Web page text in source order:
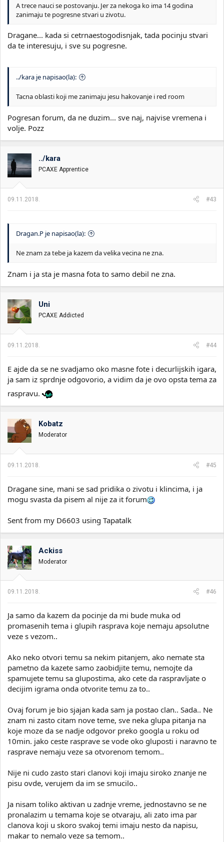
A trece nauci se postovanju. Jer za nekoga ko ima 14 godina
zanimaju te pogresne stvari u zivotu.
Dragane... kada si cetrnaestogodisnjak, tada pocinju stvari
da te interesuju, i sve su pogresne.
../kara je napisao(la):
Tacna oblasti koji me zanimaju jesu hakovanje i red room
Pogresan forum, da ne duzim... sve naj, najvise vremena i
volje. Pozz
../kara
PCAXE Apprentice
09.11.2018. #43
Dragan.P je napisao(la):
Ne znam za tebe ja kazem da velika vecina ne zna.
Znam i ja sta je masna fota to samo debil ne zna.
Uni
PCAXE Addicted
09.11.2018. #44
E ajde da se ne svadjamo oko masne fote i decurlijskih igara,
ja sam iz sprdnje odgovorio, a vidim da je ovo opsta tema za
raspravu.
Kobatz
Moderator
09.11.2018. #45
Dragane sine, mani se sad pridika o zivotu i klincima, i ja
mogu svasta da pisem al nije za it forum
Sent from my D6603 using Tapatalk
Ackiss
Moderator
09.11.2018. #46
Ja samo da kazem da pocinje da mi bude muka od
promasenih tema i glupih rasprava koje nemaju apsolutne
veze s vezom..
Ako neko otvori temu sa nekim pitanjem, ako nemate sta
pametno da kazete samo zaobidjite temu, nemojte da
spamujete temu sa glupostima, ako cete da raspravljate o
decijim igrama onda otvorite temu za to..
Ovaj forum je bio sjajan kada sam ja postao clan.. Sada.. Ne
znam ni zasto citam nove teme, sve neka glupa pitanja na
koje moze da se nadje odgovor preko googla u roku od
10min. jako ceste rasprave se vode oko gluposti i naravno te
rasprave nemaju veze sa otvorenom temom..
Nije ni cudo zasto stari clanovi koji imaju siroko znanje ne
pisu ovde, verujem da im se smucilo..
Ja nisam toliko aktivan u zadnje vreme, jednostavno se ne
pronalazim u temama koje se otvaraju, ali zato ima par
clanova koji u skoro svakoj temi imaju nesto da napisu,
makar to nemalo veze sa temom..